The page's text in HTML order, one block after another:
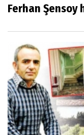
Ferhan Şensoy